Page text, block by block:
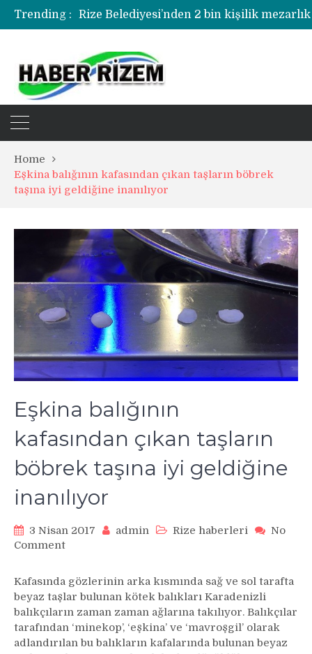
Trending :
Rize Belediyesi’nden 2 bin kişilik
Rize’de uyuşturucu operasyonunda 1
Home
Eşkina balığının kafasından çıkan taşların böbrek
taşına iyi geldiğine inanılıyor
Eşkina balığının
kafasından çıkan taşların
böbrek taşına iyi geldiğine
inanılıyor
3 Nisan 2017 admin Rize haberleri
No
Commenton
kafasından
çıkan
taşların
böbrek
taşına
Kafasında gözlerinin arka kısmında sağ ve sol tarafta
beyaz taşlar bulunan kötek balıkları Karadenizli
balıkçıların zaman zaman ağlarına takılıyor. Balıkçılar
tarafından ‘minekop’, ‘eşkina’ ve ‘mavroşgil’ olarak
adlandırılan bu balıkların kafalarında bulunan beyaz